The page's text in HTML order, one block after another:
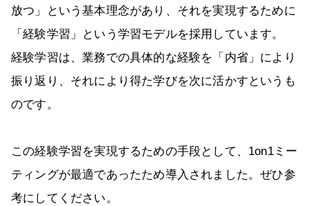
放つ」という基本理念があり、それを実現するために
「経験学習」という学習モデルを採用しています。
経験学習は、業務での具体的な経験を「内省」により
振り返り、それにより得た学びを次に活かすというも
のです。
この経験学習を実現するための手段として、1on1ミー
ティングが最適であったため導入されました。ぜひ参
考にしてください。